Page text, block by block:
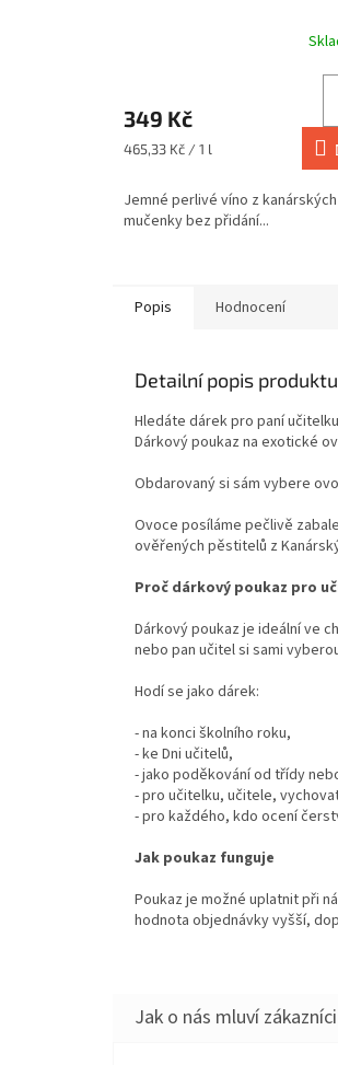
je
5,0
z
hvězdiček.
349 Kč
Měrná
465,33 Kč / 1 l
Jemné perlivé víno z kanárských
mučenky bez přidání...
Popis Hodnocení
Detailní popis produktu
Hledáte dárek pro paní
Dárkový poukaz na exotické
Obdarovaný si sám vybere
Ovoce posíláme pečlivě
ověřených pěstitelů z
Proč dárkový poukaz pro
Dárkový poukaz je ideální ve
nebo pan učitel si sami
Hodí se jako dárek:
- na konci školního roku,
- ke Dni učitelů,
- jako poděkování od třídy
- pro učitelku, učitele,
- pro každého, kdo ocení
Jak poukaz funguje
Poukaz je možné uplatnit při
hodnota objednávky vyšší,